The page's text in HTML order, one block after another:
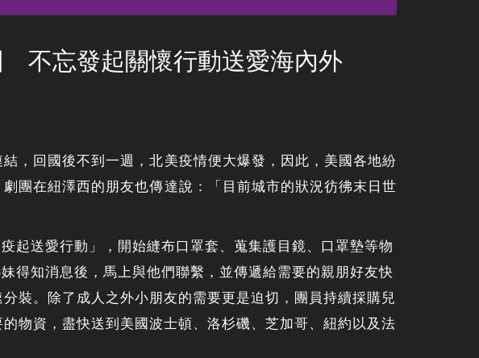
不忘發起關懷行動送愛海內外
，回國後不到一週，北美疫情便大爆發，因此，美國各地紛
團在紐澤西的朋友也傳達說：「目前城市的狀況彷彿末日世
起送愛行動」，開始縫布口罩套、蒐集護目鏡、口罩墊等物
得知消息後，馬上與他們聯繫，並傳遞給需要的親朋好友快
裝。除了成人之外小朋友的需要更是迫切，團員持續採購兒
物資，盡快送到美國波士頓、洛杉磯、芝加哥、紐約以及法